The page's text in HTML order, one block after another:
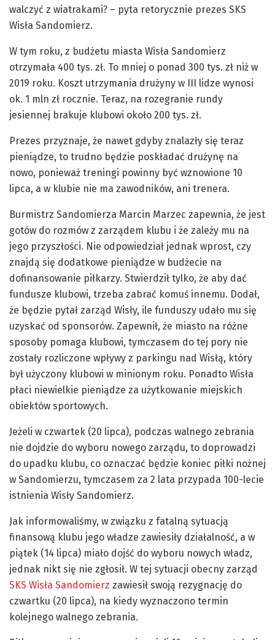
walczyć z wiatrakami? – pyta retorycznie prezes SKS
Wisła Sandomierz.
W tym roku, z budżetu miasta Wisła Sandomierz
otrzymała 400 tys. zł. To mniej o ponad 300 tys. zł niż w
2019 roku. Koszt utrzymania drużyny w III lidze wynosi
ok. 1 mln zł rocznie. Teraz, na rozegranie rundy
jesiennej brakuje klubowi około 200 tys. zł.
Prezes przyznaje, że nawet gdyby znalazły się teraz
pieniądze, to trudno będzie poskładać drużynę na
nowo, ponieważ treningi powinny być wznowione 10
lipca, a w klubie nie ma zawodników, ani trenera.
Burmistrz Sandomierza Marcin Marzec zapewnia, że jest
gotów do rozmów z zarządem klubu i że zależy mu na
jego przyszłości. Nie odpowiedział jednak wprost, czy
znajdą się dodatkowe pieniądze w budżecie na
dofinansowanie piłkarzy. Stwierdził tylko, że aby dać
fundusze klubowi, trzeba zabrać komuś innemu. Dodał,
że będzie pytał zarząd Wisły, ile funduszy udało mu się
uzyskać od sponsorów. Zapewnił, że miasto na różne
sposoby pomaga klubowi, tymczasem do tej pory nie
zostały rozliczone wpływy z parkingu nad Wisłą, który
był użyczony klubowi w minionym roku. Ponadto Wisła
płaci niewielkie pieniądze za użytkowanie miejskich
obiektów sportowych.
Jeżeli w czwartek (20 lipca), podczas walnego zebrania
nie dojdzie do wyboru nowego zarządu, to doprowadzi
do upadku klubu, co oznaczać będzie koniec piłki nożnej
w Sandomierzu, tymczasem za 2 lata przypada 100-lecie
istnienia Wisły Sandomierz.
Jak informowaliśmy, w związku z fatalną sytuacją
finansową klubu jego władze zawiesiły działalność, a w
piątek (14 lipca) miało dojść do wyboru nowych władz,
jednak nikt się nie zgłosił. W tej sytuacji obecny zarząd
SKS Wisła Sandomierz zawiesił swoją rezygnację do
czwartku (20 lipca), na kiedy wyznaczono termin
kolejnego walnego zebrania.